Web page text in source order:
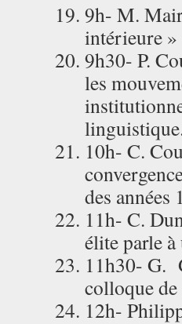
9h- M.
intérieure
9h30- P.
les
10h- C.
des années
11h- C.
élite parle
11h30- G.
colloque
12h-